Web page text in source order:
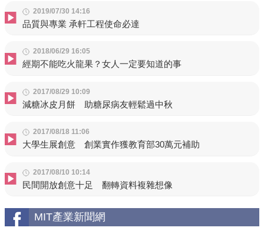
2019/07/30 14:16
品質與專業 承軒工程使命必達
2018/06/29 16:05
經期不能吃火龍果？女人一定要知道的事
2017/08/29 10:09
減糖冰皮月餅 助糖尿病友輕鬆過中秋
2017/08/18 11:06
大學生展創意 創業實作獲教育部30萬元補助
2017/08/10 10:14
民間開放創意十足 翻轉資料複雜想像
MIT產業新聞網